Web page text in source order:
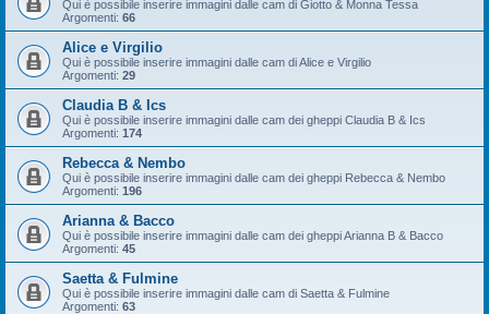
Qui è possibile inserire immagini dalle cam di Giotto & Monna Tessa
Argomenti: 66
Alice e Virgilio
Qui è possibile inserire immagini dalle cam di Alice e Virgilio
Argomenti: 29
Claudia B & Ics
Qui è possibile inserire immagini dalle cam dei gheppi Claudia B & Ics
Argomenti: 174
Rebecca & Nembo
Qui è possibile inserire immagini dalle cam dei gheppi Rebecca & Nembo
Argomenti: 196
Arianna & Bacco
Qui è possibile inserire immagini dalle cam dei gheppi Arianna B & Bacco
Argomenti: 45
Saetta & Fulmine
Qui è possibile inserire immagini dalle cam di Saetta & Fulmine
Argomenti: 63